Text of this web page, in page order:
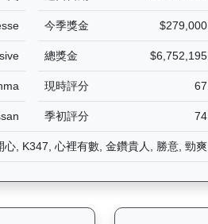
今季獎金 $279,000
總獎金 $6,752,195
現時評分 67
季初評分 74
心, K347, 心裡有數, 金鑽貴人, 勝意, 勁爽